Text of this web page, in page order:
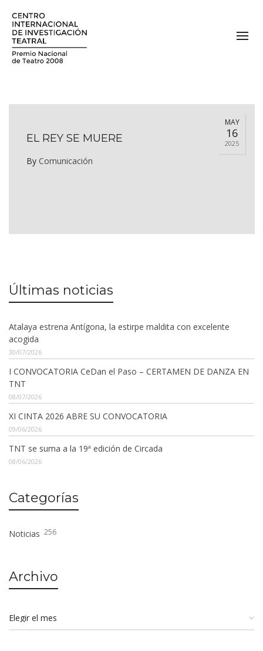
MAY
16
2025
EL REY SE MUERE
By Comunicación
Últimas noticias
Atalaya estrena Antígona, la estirpe maldita con excelente
acogida
30/07/2026
I CONVOCATORIA CeDan el Paso – CERTAMEN DE DANZA EN
TNT
08/07/2026
XI CINTA 2026 ABRE SU CONVOCATORIA
09/06/2026
TNT se suma a la 19ª edición de Circada
08/06/2026
Categorías
Noticias 256
Archivo